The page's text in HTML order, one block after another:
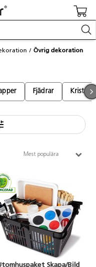
Övrig dekoration
Fjädrar
Mest populära
Skapa/Bild